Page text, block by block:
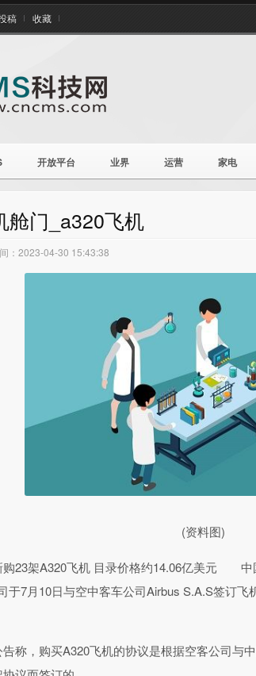
稿 收藏
开放平台 业界 运营 家电
舱门_a320飞机
：2023-04-30 15:43:38
(资料图)
购23架A320飞机 目录价格约14.06亿美元 中
于7月10日与空中客车公司Airbus S.A.S签订
，购买A320飞机的协议是根据空客公司与中